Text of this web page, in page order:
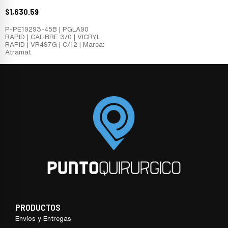
$1,630.59
P-PE19293-45B | PGLA90
RAPID | CALIBRE 3/0 | VICRYL
RAPID | VR497G | C/12 | Marca:
Atramat
PRODUCTOS
Envíos y Entregas